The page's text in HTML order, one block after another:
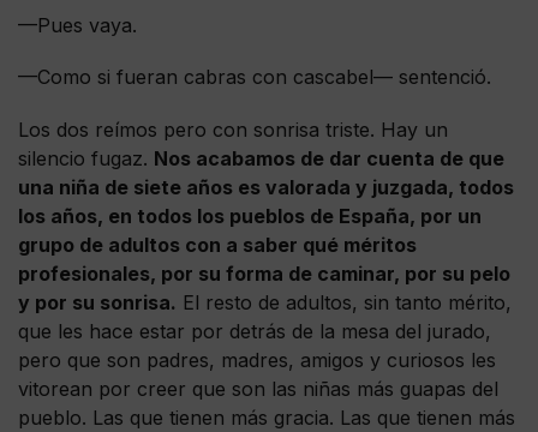
—Pues vaya.
—Como si fueran cabras con cascabel— sentenció.
Los dos reímos pero con sonrisa triste. Hay un
silencio fugaz. Nos acabamos de dar cuenta de que
una niña de siete años es valorada y juzgada, todos
los años, en todos los pueblos de España, por un
grupo de adultos con a saber qué méritos
profesionales, por su forma de caminar, por su pelo
y por su sonrisa. El resto de adultos, sin tanto mérito,
que les hace estar por detrás de la mesa del jurado,
pero que son padres, madres, amigos y curiosos les
vitorean por creer que son las niñas más guapas del
pueblo. Las que tienen más gracia. Las que tienen más